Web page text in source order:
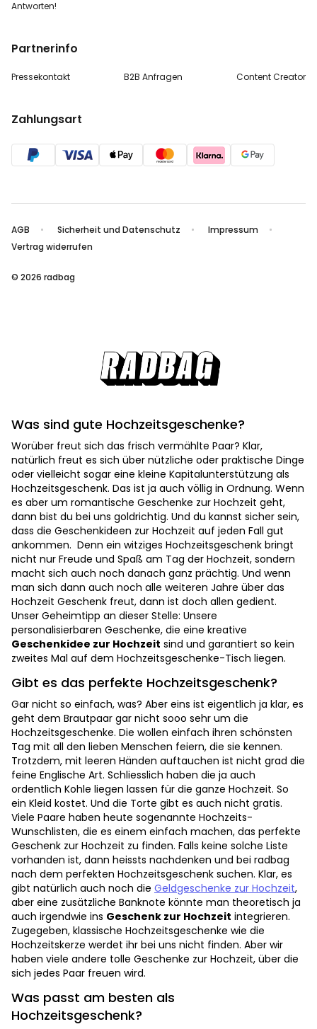
Antworten!
Partnerinfo
Pressekontakt B2B Anfragen Content Creator
Zahlungsart
AGB Sicherheit und Datenschutz
Impressum
Vertrag widerrufen
© 2026 radbag
Was sind gute Hochzeitsgeschenke?
Worüber freut sich das frisch vermählte Paar? Klar,
natürlich freut es sich über nützliche oder praktische Dinge
oder vielleicht sogar eine kleine Kapitalunterstützung als
Hochzeitsgeschenk. Das ist ja auch völlig in Ordnung. Wenn
es aber um romantische Geschenke zur Hochzeit geht,
dann bist du bei uns goldrichtig. Und du kannst sicher sein,
dass die Geschenkideen zur Hochzeit auf jeden Fall gut
ankommen. Denn ein witziges Hochzeitsgeschenk bringt
nicht nur Freude und Spaß am Tag der Hochzeit, sondern
macht sich auch noch danach ganz prächtig. Und wenn
man sich dann auch noch alle weiteren Jahre über das
Hochzeit Geschenk freut, dann ist doch allen gedient.
Unser Geheimtipp an dieser Stelle: Unsere
personalisierbaren Geschenke, die eine kreative
Geschenkidee zur Hochzeit sind und garantiert so kein
zweites Mal auf dem Hochzeitsgeschenke-Tisch liegen.
Gibt es das perfekte Hochzeitsgeschenk?
Gar nicht so einfach, was? Aber eins ist eigentlich ja klar, es
geht dem Brautpaar gar nicht sooo sehr um die
Hochzeitsgeschenke. Die wollen einfach ihren schönsten
Tag mit all den lieben Menschen feiern, die sie kennen.
Trotzdem, mit leeren Händen auftauchen ist nicht grad die
feine Englische Art. Schliesslich haben die ja auch
ordentlich Kohle liegen lassen für die ganze Hochzeit. So
ein Kleid kostet. Und die Torte gibt es auch nicht gratis.
Viele Paare haben heute sogenannte Hochzeits-
Wunschlisten, die es einem einfach machen, das perfekte
Geschenk zur Hochzeit zu finden. Falls keine solche Liste
vorhanden ist, dann heissts nachdenken und bei radbag
nach dem perfekten Hochzeitsgeschenk suchen. Klar, es
gibt natürlich auch noch die Geldgeschenke zur Hochzeit,
aber eine zusätzliche Banknote könnte man theoretisch ja
auch irgendwie ins Geschenk zur Hochzeit integrieren.
Zugegeben, klassische Hochzeitsgeschenke wie die
Hochzeitskerze werdet ihr bei uns nicht finden. Aber wir
haben viele andere tolle Geschenke zur Hochzeit, über die
sich jedes Paar freuen wird.
Was passt am besten als
Hochzeitsgeschenk?